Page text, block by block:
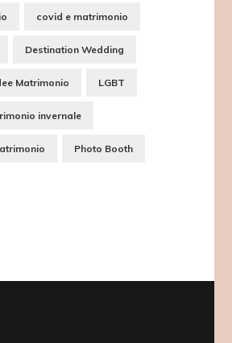
covid e matrimonio
Destination Wedding
Matrimonio LGBT
invernale
Photo Booth